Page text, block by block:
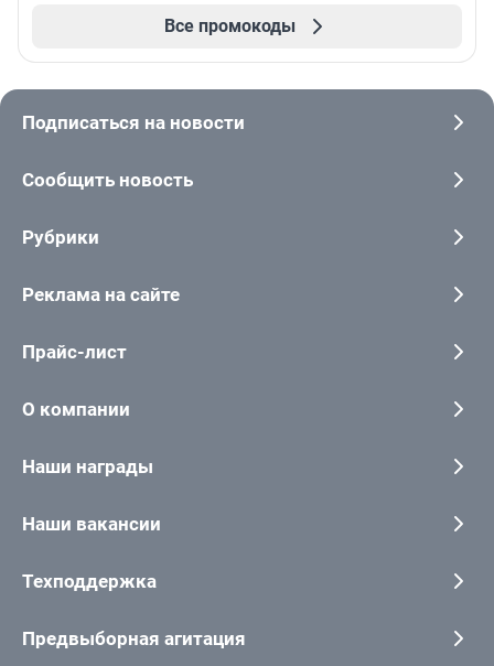
Все промокоды
Подписаться на новости
Сообщить новость
Рубрики
Реклама на сайте
Прайс-лист
О компании
Наши награды
Наши вакансии
Техподдержка
Предвыборная агитация